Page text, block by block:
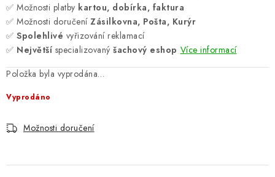
✅ Možnosti platby kartou, dobírka, faktura
✅ Možnosti doručení Zásilkovna, Pošta, Kurýr
✅ Spolehlivé vyřizování reklamací
✅ Největší specializovaný šachový eshop Více informací
Položka byla vyprodána…
Vyprodáno
Možnosti doručení